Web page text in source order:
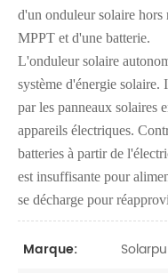
d'un onduleur solaire hors
MPPT et d'une batterie.
L'onduleur solaire
système d'énergie
par les panneaux solaires
appareils électriques.
batteries à partir de
est insuffisante pour
se décharge pour
Marque: